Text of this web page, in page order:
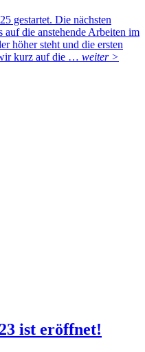
gestartet. Die nächsten
die anstehende Arbeiten im
höher steht und die ersten
kurz auf die … weiter >
ist eröffnet!